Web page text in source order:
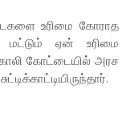
உரிமை கோராத
ஏன் உரிமை
கோட்டையில் அரச